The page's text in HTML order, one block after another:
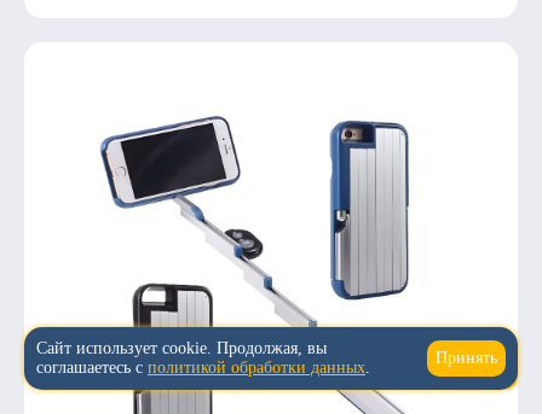
↑
Сайт использует cookie. Продолжая, вы
соглашаетесь с политикой обработки данных.
Принять